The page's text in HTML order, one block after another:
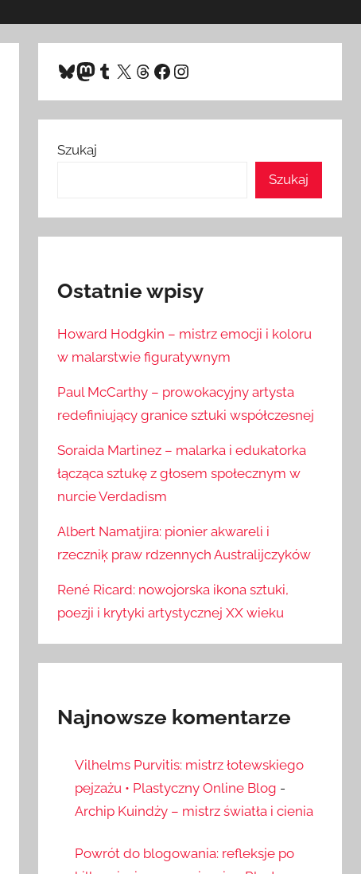
Bluesky
Mastodon
Tumblr
X Threads
Facebook
Instagram
Szukaj
Szukaj
Ostatnie wpisy
Howard Hodgkin – mistrz emocji i koloru
w malarstwie figuratywnym
Paul McCarthy – prowokacyjny artysta
redefiniujący granice sztuki współczesnej
Soraida Martinez – malarka i edukatorka
łącząca sztukę z głosem społecznym w
nurcie Verdadism
Albert Namatjira: pionier akwareli i
rzeczniķ praw rdzennych Australijczyków
René Ricard: nowojorska ikona sztuki,
poezji i krytyki artystycznej XX wieku
Najnowsze komentarze
Vilhelms Purvitis: mistrz łotewskiego
pejzażu • Plastyczny Online Blog -
Archip Kuindży – mistrz światła i cienia
Powrót do blogowania: refleksje po